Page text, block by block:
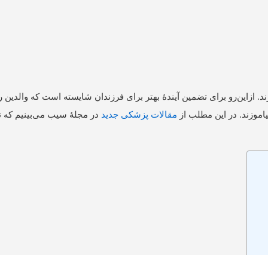
ازاین‌رو برای تضمین آیندۀ بهتر برای فرزندان شایسته است که
در این مطلب از مقالات پزشکی جدید در مجلۀ سیب می‌بینیم که